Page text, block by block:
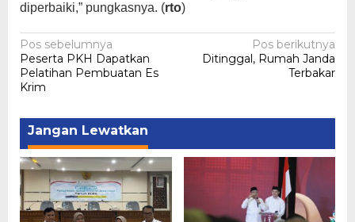
diperbaiki,” pungkasnya. (rto)
Navigasi
pos
Pos sebelumnya
Peserta PKH Dapatkan
Pelatihan Pembuatan Es
Krim
Pos berikutnya
Ditinggal, Rumah Janda
Terbakar
Jangan Lewatkan